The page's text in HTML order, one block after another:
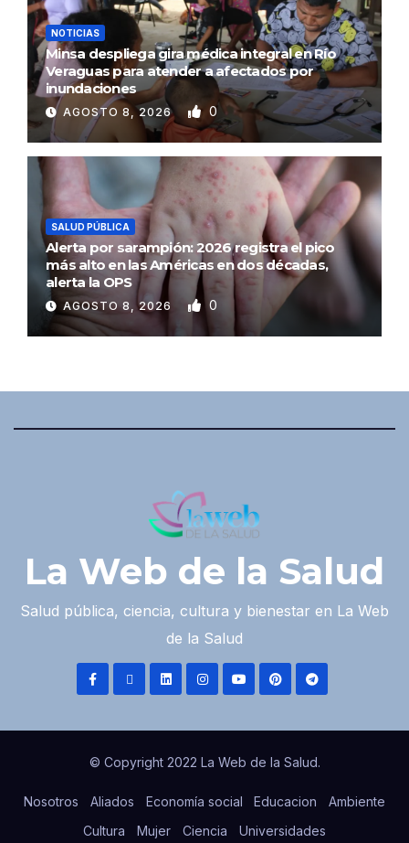
NOTICIAS
Minsa despliega gira médica integral en Río
Veraguas para atender a afectados por
inundaciones
AGOSTO 8, 2026 0
SALUD PÚBLICA
Alerta por sarampión: 2026 registra el pico
más alto en las Américas en dos décadas,
alerta la OPS
AGOSTO 8, 2026 0
La Web de la Salud
Salud pública, ciencia, cultura y bienestar en La Web
de la Salud
© Copyright 2022 La Web de la Salud.
Nosotros Aliados Economía social Educacion
Ambiente
Cultura
Mujer Ciencia Universidades